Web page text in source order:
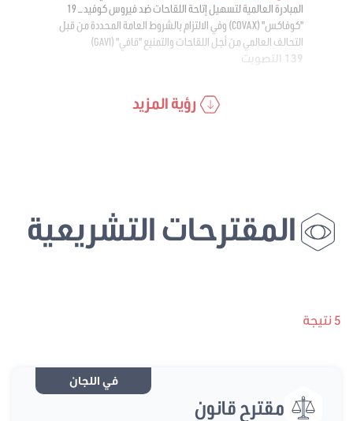
المبادرة العالمية لتسهيل إتاحة اللقاحات ضد فيروس كوفيد – 19
"كوفاكس" (COVAX) وفي الالتزام بالشروط العامة المحددة من قبل
التحالف العالمي من أجل اللقاحات والتمنيع "قافي" (GAVI)
139 التصويت
رؤية المزيد
المقترحات التشريعية
5 نتيجة
في اللجان
مقترح قانون